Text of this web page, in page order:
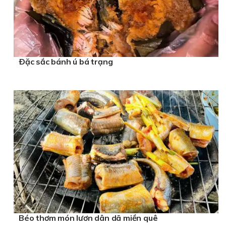
Ðặc sắc bánh ú bá trạng
Béo thơm món lươn dân dã miền quê